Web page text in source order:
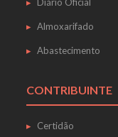
Almoxarifado
Abastecimento
CONTRIBUINTE
Certidão